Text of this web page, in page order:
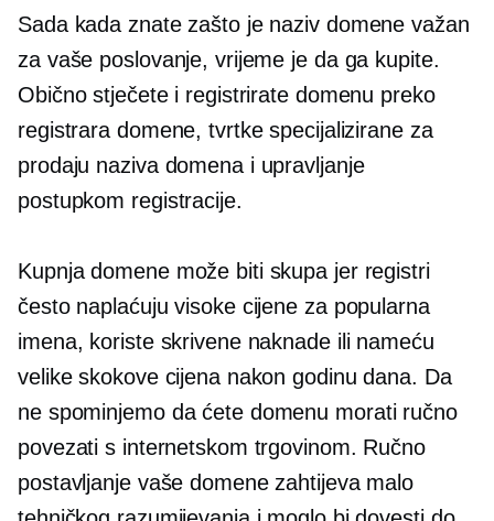
Sada kada znate zašto je naziv domene važan
za vaše poslovanje, vrijeme je da ga kupite.
Obično stječete i registrirate domenu preko
registrara domene, tvrtke specijalizirane za
prodaju naziva domena i upravljanje
postupkom registracije.
Kupnja domene može biti skupa jer registri
često naplaćuju visoke cijene za popularna
imena, koriste skrivene naknade ili nameću
velike skokove cijena nakon godinu dana. Da
ne spominjemo da ćete domenu morati ručno
povezati s internetskom trgovinom. Ručno
postavljanje vaše domene zahtijeva malo